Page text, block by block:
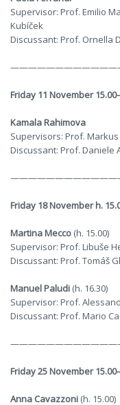
Supervisor: Prof. Emilio
Kubíček
Discussant: Prof. Ornella
Friday 11 November
Kamala Rahimova
Supervisors: Prof.
Discussant: Prof. Daniele
Friday 18 November h.
Martina Mecco (h. 15.00)
Supervisor: Prof. Libuše
Discussant: Prof. Tomáš
Manuel Paludi (h. 16.30)
Supervisor: Prof.
Discussant: Prof. Mario
Friday 25 November
Anna Cavazzoni (h. 15.00)